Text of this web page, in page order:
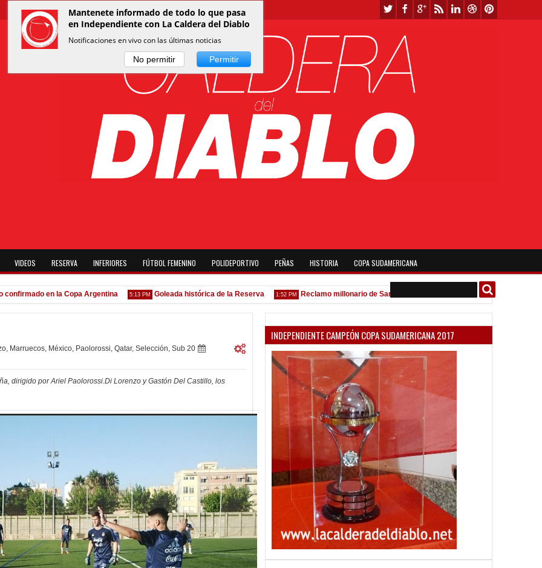
VIDEOS RESERVA INFERIORES FÚTBOL FEMENINO POLIDEPORTIVO PEÑAS HISTORIA COPA SUDAMERICANA
en la Copa Argentina 5:13 PM Goleada histórica de la Reserva 1:52 PM Reclamo millonario de San Martín (SJ) Venta de localidades
, Marruecos, México, Paolorossi, Qatar, Selección, Sub 20
dirigido por Ariel Paolorossi.Di Lorenzo y Gastón Del Castillo, los
INDEPENDIENTE CAMPEÓN COPA SUDAMERICANA 2017
Mantenete informado de todo lo que pasa
en Independiente con La Caldera del Diablo
Notificaciones en vivo con las últimas noticias
No permitir Permitir